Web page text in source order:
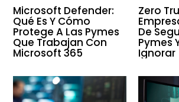
Microsoft Defender:
Qué Es Y Cómo
Protege A Las Pymes
Que Trabajan Con
Microsoft 365
Zero
De
Pymes
Ignorar